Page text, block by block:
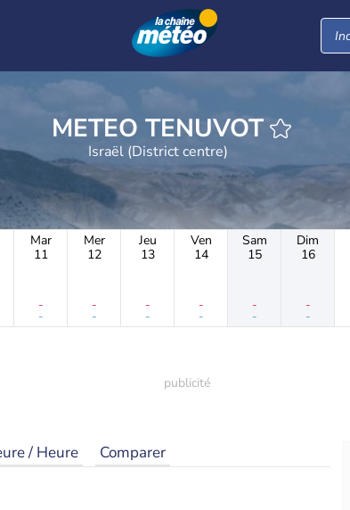
METEO TENUVOT
Israël (District centre)
Mar
11
-
-
Mer
12
-
-
Jeu
13
-
-
Ven
14
-
-
Sam
15
-
-
Dim
16
-
-
/ Heure Comparer